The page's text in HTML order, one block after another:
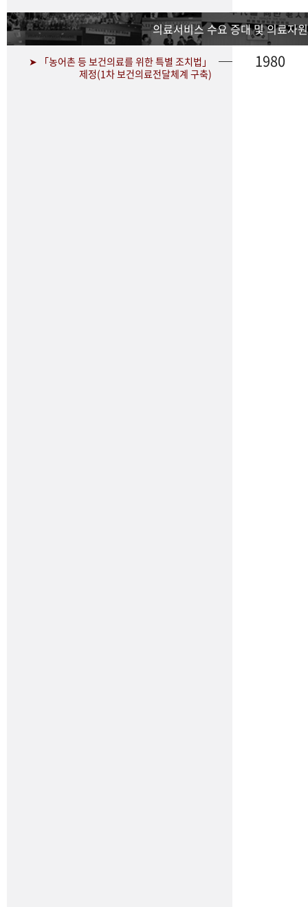
의료서비스 수요 증대 및 의료자
➤ 「농어촌 등 보건의료를 위한 특별 조치법」
제정(1차 보건의료전달체계 구축)
1980